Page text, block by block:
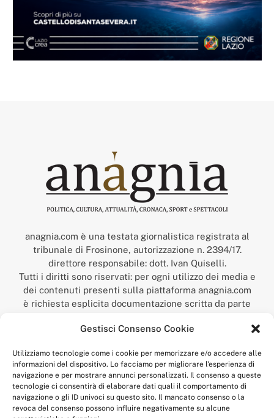
Gestisci Consenso Cookie
Utilizziamo tecnologie come i cookie per memorizzare e/o accedere alle
informazioni del dispositivo. Lo facciamo per migliorare l'esperienza di
navigazione e per mostrare annunci personalizzati. Il consenso a queste
tecnologie ci consentirà di elaborare dati quali il comportamento di
navigazione o gli ID univoci su questo sito. Il mancato consenso o la
revoca del consenso possono influire negativamente su alcune
anagnia.com è una testata giornalistica registrata al
tribunale di Frosinone, autorizzazione n. 2394/17.
direttore responsabile: dott. Ivan Quiselli.
Tutti i diritti sono riservati: per ogni utilizzo dei media e
dei contenuti presenti sulla piattaforma anagnia.com
è richiesta esplicita documentazione scritta da parte
“Anagnia” è un marchio registrato presso l’Ufficio Italiano
Economico,
num. registrazione: 302017000014044 del 9 febbraio 2017.
Per contatti:redazione@anagnia.com